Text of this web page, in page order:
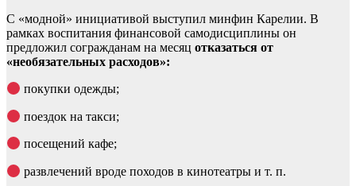
С «модной» инициативой выступил минфин Карелии. В
рамках воспитания финансовой самодисциплины он
предложил согражданам на месяц отказаться от
«необязательных расходов»:
покупки одежды;
поездок на такси;
посещений кафе;
развлечений вроде походов в кинотеатры и т. п.